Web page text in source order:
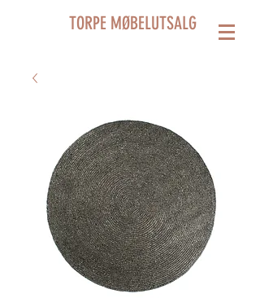
TORPE MØBELUTSALG